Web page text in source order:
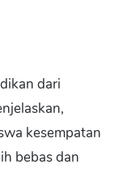
dari
kesempatan
bebas dan